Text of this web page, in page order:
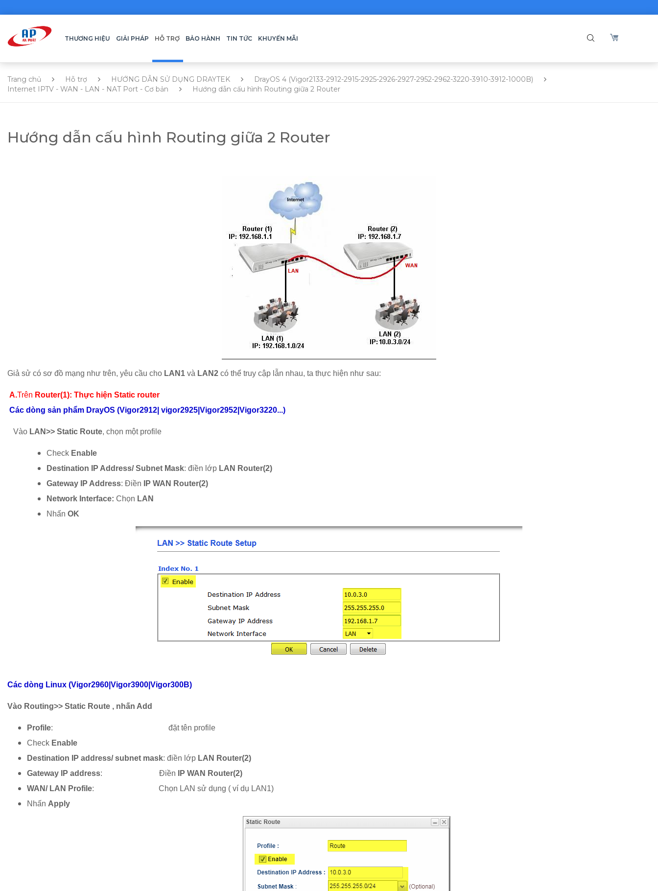
THƯƠNG HIỆU GIẢI PHÁP HỖ TRỢ BẢO HÀNH TIN TỨC KHUYẾN MÃI
Trang chủ Hỗ trợ HƯỚNG DẪN SỬ DỤNG DRAYTEK
DrayOS 4 (Vigor2133-2912-2915-2925-2926-2927-2952-2962-3220-3910-3912-1000B)
Internet IPTV - WAN - LAN - NAT Port - Cơ bản
Hướng dẫn cấu hình Routing giữa 2 Router
Hướng dẫn cấu hình Routing giữa 2 Router
Giả sử có sơ đồ mạng như trên, yêu cầu cho LAN1 và LAN2 có thể truy cập lẫn nhau, ta thực hiện như sau:
A.Trên Router(1): Thực hiện Static router
Các dòng sản phẩm DrayOS (Vigor2912| vigor2925|Vigor2952|Vigor3220...)
Vào LAN>> Static Route, chọn một profile
Check Enable
Destination IP Address/ Subnet Mask: điền lớp LAN Router(2)
Gateway IP Address: Điền IP WAN Router(2)
Network Interface: Chọn LAN
Nhấn OK
Các dòng Linux (Vigor2960|Vigor3900|Vigor300B)
Vào Routing>> Static Route , nhấn Add
Profile: đặt tên profile
Check Enable
Destination IP address/ subnet mask: điền lớp LAN Router(2)
Gateway IP address: Điền IP WAN Router(2)
WAN/ LAN Profile: Chọn LAN sử dụng ( ví dụ LAN1)
Nhấn Apply